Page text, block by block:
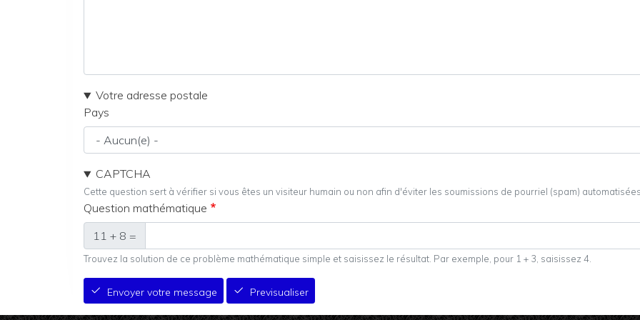
Votre adresse postale
Pays
CAPTCHA
Cette question sert à vérifier si vous êtes un visiteur humain ou non afin d'éviter les soumissions de pourriel (spam)
Question mathématique
11 + 8 =
Trouvez la solution de ce problème mathématique simple et saisissez le résultat. Par exemple, pour 1 + 3, saisissez 4.
Envoyer votre message Previsualiser